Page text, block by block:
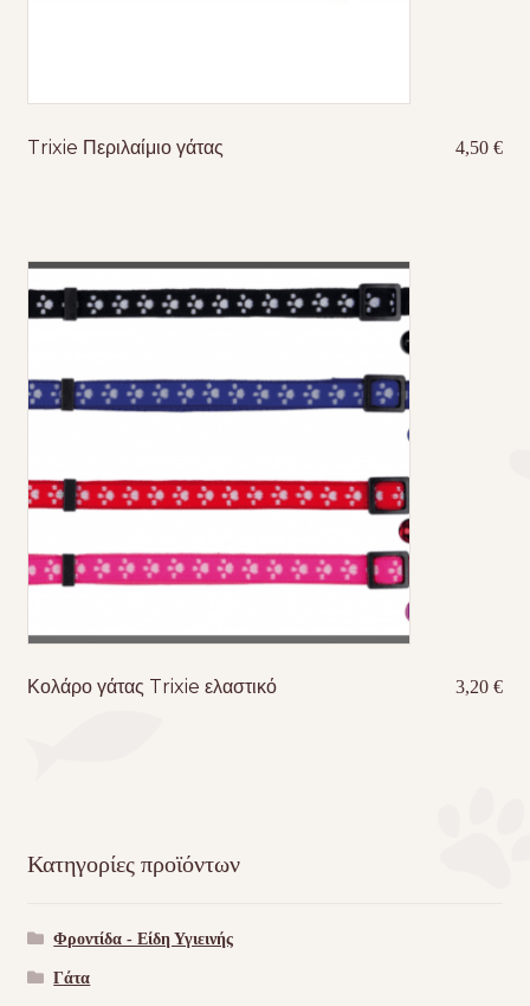
Trixie Περιλαίμιο γάτας 4,50€
Κολάρο γάτας Trixie ελαστικό 3,20€
Κατηγορίες προϊόντων
Φροντίδα - Είδη Υγιεινής
Γάτα